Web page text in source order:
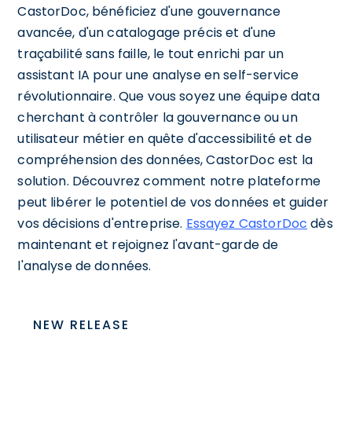
CastorDoc, bénéficiez d'une gouvernance
avancée, d'un catalogage précis et d'une
traçabilité sans faille, le tout enrichi par un
assistant IA pour une analyse en self-service
révolutionnaire. Que vous soyez une équipe data
cherchant à contrôler la gouvernance ou un
utilisateur métier en quête d'accessibilité et de
compréhension des données, CastorDoc est la
solution. Découvrez comment notre plateforme
peut libérer le potentiel de vos données et guider
vos décisions d'entreprise. Essayez CastorDoc dès
maintenant et rejoignez l'avant-garde de
l'analyse de données.
NEW RELEASE